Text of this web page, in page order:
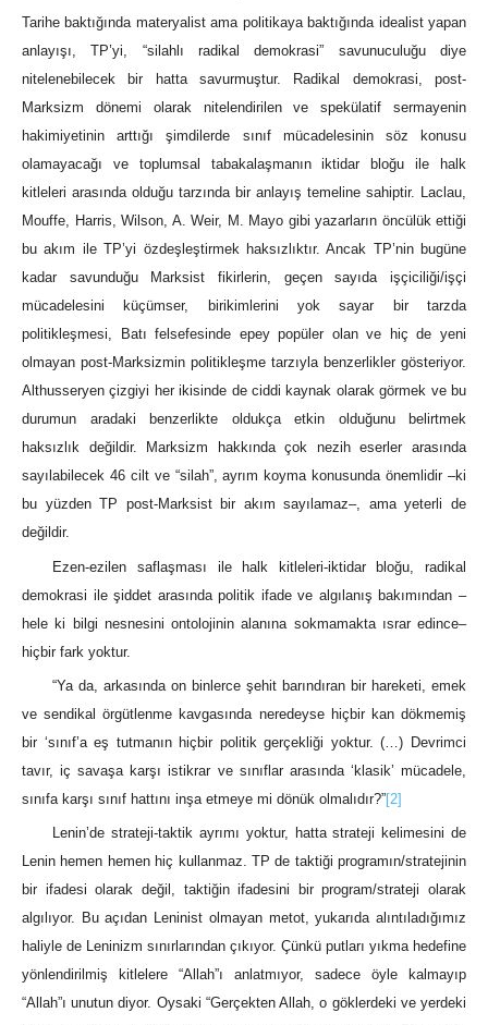
Tarihe baktığında materyalist ama politikaya baktığında idealist yapan
anlayışı, TP’yi, “silahlı radikal demokrasi” savunuculuğu diye
nitelenebilecek bir hatta savurmuştur. Radikal demokrasi, post-
Marksizm dönemi olarak nitelendirilen ve spekülatif sermayenin
hakimiyetinin arttığı şimdilerde sınıf mücadelesinin söz konusu
olamayacağı ve toplumsal tabakalaşmanın iktidar bloğu ile halk
kitleleri arasında olduğu tarzında bir anlayış temeline sahiptir. Laclau,
Mouffe, Harris, Wilson, A. Weir, M. Mayo gibi yazarların öncülük ettiği
bu akım ile TP’yi özdeşleştirmek haksızlıktır. Ancak TP’nin bugüne
kadar savunduğu Marksist fikirlerin, geçen sayıda işçiciliği/işçi
mücadelesini küçümser, birikimlerini yok sayar bir tarzda
politikleşmesi, Batı felsefesinde epey popüler olan ve hiç de yeni
olmayan post-Marksizmin politikleşme tarzıyla benzerlikler gösteriyor.
Althusseryen çizgiyi her ikisinde de ciddi kaynak olarak görmek ve bu
durumun aradaki benzerlikte oldukça etkin olduğunu belirtmek
haksızlık değildir. Marksizm hakkında çok nezih eserler arasında
sayılabilecek 46 cilt ve “silah”, ayrım koyma konusunda önemlidir –ki
bu yüzden TP post-Marksist bir akım sayılamaz–, ama yeterli de
değildir.
Ezen-ezilen saflaşması ile halk kitleleri-iktidar bloğu, radikal
demokrasi ile şiddet arasında politik ifade ve algılanış bakımından –
hele ki bilgi nesnesini ontolojinin alanına sokmamakta ısrar edince–
hiçbir fark yoktur.
“Ya da, arkasında on binlerce şehit barındıran bir hareketi, emek
ve sendikal örgütlenme kavgasında neredeyse hiçbir kan dökmemiş
bir ‘sınıf’a eş tutmanın hiçbir politik gerçekliği yoktur. (…) Devrimci
tavır, iç savaşa karşı istikrar ve sınıflar arasında ‘klasik’ mücadele,
sınıfa karşı sınıf hattını inşa etmeye mi dönük olmalıdır?”[2]
Lenin’de strateji-taktik ayrımı yoktur, hatta strateji kelimesini de
Lenin hemen hemen hiç kullanmaz. TP de taktiği programın/stratejinin
bir ifadesi olarak değil, taktiğin ifadesini bir program/strateji olarak
algılıyor. Bu açıdan Leninist olmayan metot, yukarıda alıntıladığımız
haliyle de Leninizm sınırlarından çıkıyor. Çünkü putları yıkma hedefine
yönlendirilmiş kitlelere “Allah”ı anlatmıyor, sadece öyle kalmayıp
“Allah”ı unutun diyor. Oysaki “Gerçekten Allah, o göklerdeki ve yerdeki